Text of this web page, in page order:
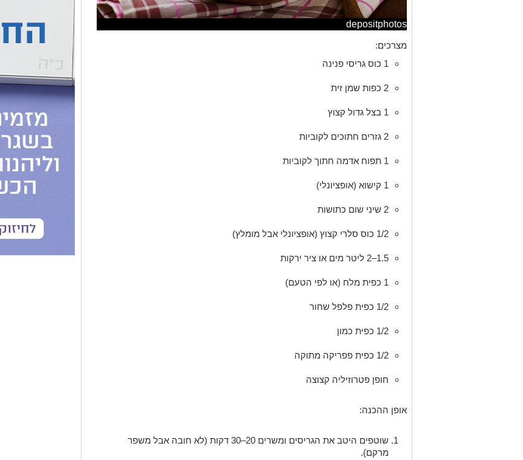
depositphotos
מצרכים:
1 כוס גריסי פנינה
2 כפות שמן זית
1 בצל גדול קצוץ
2 גזרים חתוכים לקוביות
1 תפוח אדמה חתוך לקוביות
1 קישוא (אופציונלי)
2 שיני שום כתושות
1/2 כוס סלרי קצוץ (אופציונלי אבל מומלץ)
1.5–2 ליטר מים או ציר ירקות
1 כפית מלח (או לפי הטעם)
1/2 כפית פלפל שחור
1/2 כפית כמון
1/2 כפית פפריקה מתוקה
חופן פטרוזיליה קצוצה
אופן ההכנה:
שוטפים היטב את הגריסים ומשרים 20–30 דקות (לא חובה אבל משפר
מרקם).